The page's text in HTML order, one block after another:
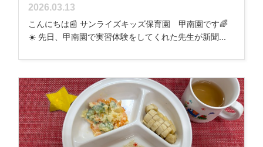
2026.03.13
こんにちは📰 サンライズキッズ保育園 甲南園です🌈
☀️ 先日、甲南園で実習体験をしてくれた先生が新聞...